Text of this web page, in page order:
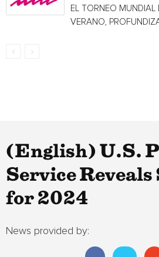
EL TORNEO MUNDIAL
VERANO,
(English) U.S.
Service Reveals
for 2024
News provided by: